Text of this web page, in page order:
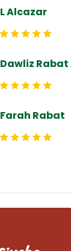
L Alcazar
Dawliz Rabat
Farah Rabat